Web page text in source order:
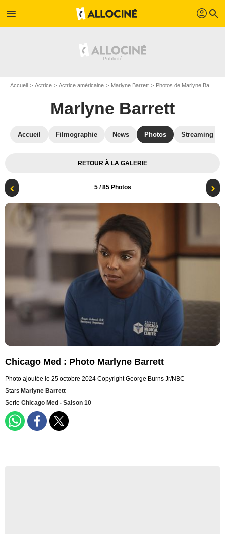
menu profil search
Accueil Actrice Actrice américaine Marlyne Barrett Photos de Marlyne Barrett
Marlyne Barrett
Accueil Filmographie News Photos Streaming
RETOUR À LA GALERIE
5/ 85 Photos
Chicago Med : Photo Marlyne Barrett
Photo ajoutée le 25 octobre 2024 Copyright George Burns Jr/NBC
Stars Marlyne Barrett
Serie Chicago Med - Saison 10